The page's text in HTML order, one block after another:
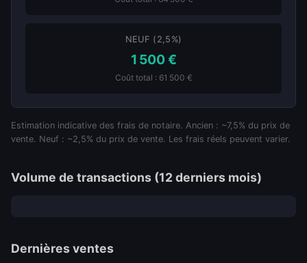
NEUF (2,5%)
1 500 €
Coût total : 61 500 €
Estimation indicative des frais de notaire. Ancien : ~7,5% du prix de
vente. Neuf : ~2,5% du prix de vente. Les frais réels peuvent varier.
Volume de transactions (12 derniers mois)
Dernières ventes